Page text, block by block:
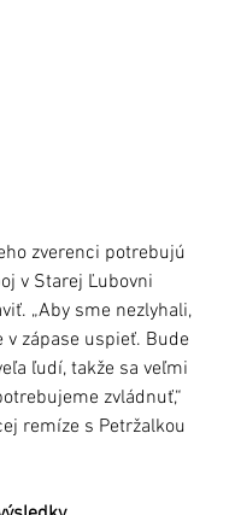
zverenci potrebujú
v Starej Ľubovni
„Aby sme nezlyhali,
zápase uspieť. Bude
ľudí, takže sa veľmi
zvládnuť,“
remíze s Petržalkou